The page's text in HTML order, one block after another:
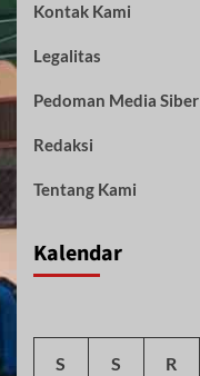
Kontak Kami
Legalitas
Pedoman Media Siber
Redaksi
Tentang Kami
Kalendar
S S R